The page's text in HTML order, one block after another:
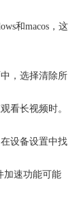
和macos，这
中，选择清除所
看长视频时。
设备设置中找
加速功能可能